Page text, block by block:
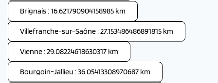
Brignais : 16.621790904158985 km
Villefranche-sur-Saône : 27.153486486891815 km
Vienne : 29.08224618630317 km
Bourgoin-Jallieu : 36.05413308970687 km